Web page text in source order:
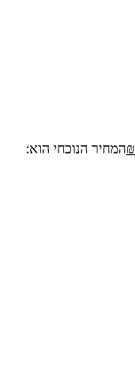
₪המחיר הנוכחי הוא: